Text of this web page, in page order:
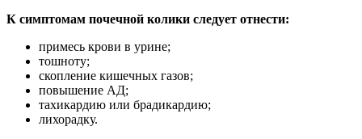
К симптомам почечной колики следует отнести:
примесь крови в урине;
тошноту;
скопление кишечных газов;
повышение АД;
тахикардию или брадикардию;
лихорадку.